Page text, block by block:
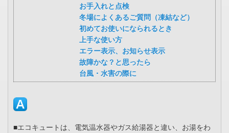
お手入れと点検
冬場によくあるご質問（凍結など）
初めてお使いになられるとき
上手な使い方
エラー表示、お知らせ表示
故障かな？と思ったら
台風・水害の際に
■エコキュートは、電気温水器やガス給湯器と違い、お湯をわ